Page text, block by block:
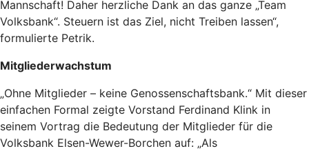
Mannschaft! Daher herzliche Dank an das ganze „Team
Volksbank“. Steuern ist das Ziel, nicht Treiben lassen“,
formulierte Petrik.
Mitgliederwachstum
„Ohne Mitglieder – keine Genossenschaftsbank.“ Mit dieser
einfachen Formal zeigte Vorstand Ferdinand Klink in
seinem Vortrag die Bedeutung der Mitglieder für die
Volksbank Elsen-Wewer-Borchen auf: „Als